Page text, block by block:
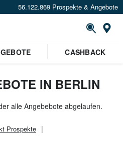
56.122.869 Prospekte & Angebote
CASHBACK
IN BERLIN
alle Angebebote abgelaufen.
Prospekte